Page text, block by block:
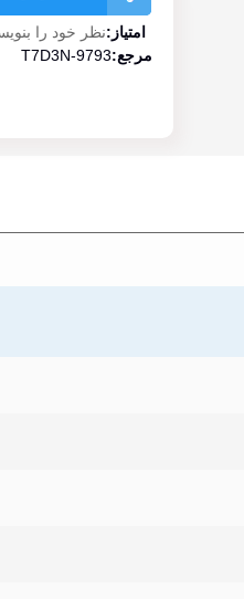
امتیاز:نظر خود را
مرجع:T7D3N-9793